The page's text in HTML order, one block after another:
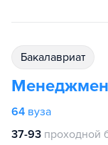
бакалавриат
64 вуза
37-93 проходной